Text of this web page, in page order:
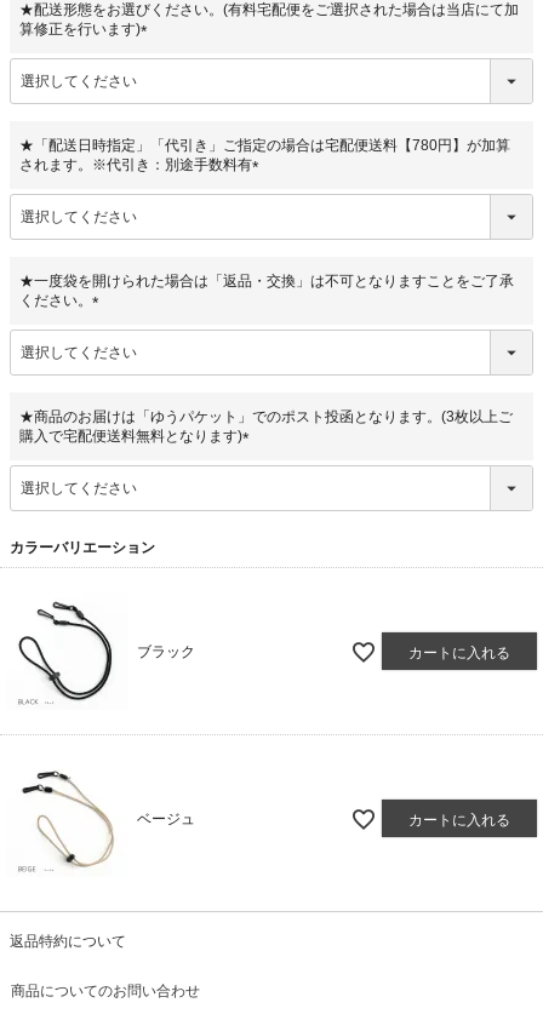
★配送形態をお選びください。(有料宅配便をご選択された場合は当店にて加
算修正を行います)
★「配送日時指定」「代引き」ご指定の場合は宅配便送料【780円】が加算
されます。※代引き：別途手数料有
★一度袋を開けられた場合は「返品・交換」は不可となりますことをご了承
ください。
必
須
★商品のお届けは「ゆうパケット」でのポスト投函となります。(3枚以上ご
購入で宅配便送料無料となります)
カラーバリエーション
ブラック カートに入れる
ベージュ カートに入れる
返品特約について
商品についてのお問い合わせ